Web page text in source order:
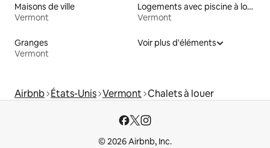
Maisons de ville
Vermont
Logements avec piscine à louer
Vermont
Granges
Vermont
Voir plus d'éléments
Airbnb États-Unis Vermont Chalets à louer
© 2026 Airbnb, Inc.